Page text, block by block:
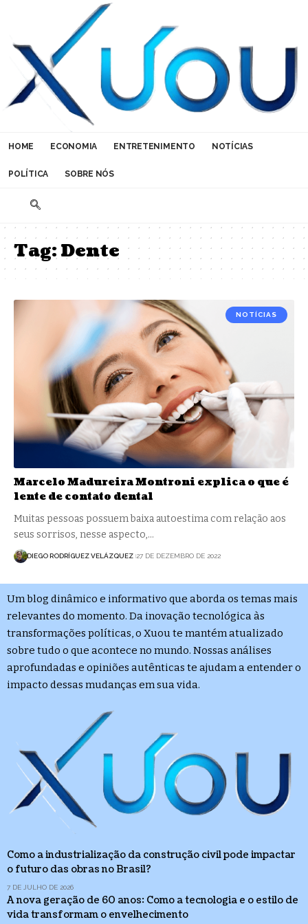
HOME ECONOMIA ENTRETENIMENTO NOTÍCIAS
POLÍTICA SOBRE NÓS
Tag:Dente
NOTÍCIAS
Marcelo Madureira Montroni explica o que é
lente de contato dental
Muitas pessoas possuem baixa autoestima com relação aos
seus sorrisos, nesse aspecto,…
DIEGO RODRÍGUEZ VELÁZQUEZ 27 DE DEZEMBRO DE 2022
Um blog dinâmico e informativo que aborda os temas mais
relevantes do momento. Da inovação tecnológica às
transformações políticas, o Xuou te mantém atualizado
sobre tudo o que acontece no mundo. Nossas análises
aprofundadas e opiniões autênticas te ajudam a entender o
impacto dessas mudanças em sua vida.
Como a industrialização da construção civil pode impactar
o futuro das obras no Brasil?
7 DE JULHO DE 2026
A nova geração de 60 anos: Como a tecnologia e o estilo de
vida transformam o envelhecimento